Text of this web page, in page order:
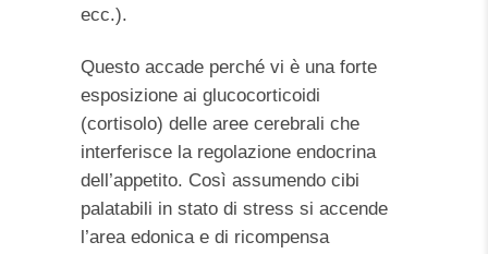
ecc.).
Questo accade perché vi è una forte
esposizione ai glucocorticoidi
(cortisolo) delle aree cerebrali che
interferisce la regolazione endocrina
dell’appetito. Così assumendo cibi
palatabili in stato di stress si accende
l’area edonica e di ricompensa